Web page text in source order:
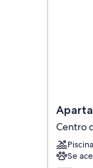
Los
Peces
Centro
Centro
Piscina
Se